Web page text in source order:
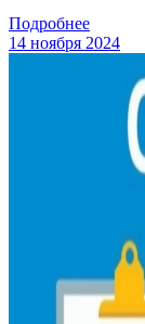
Подробнее
14 ноября 2024